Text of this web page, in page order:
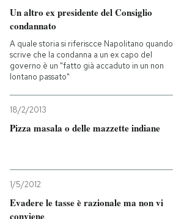
Un altro ex presidente del Consiglio
condannato
A quale storia si riferiscce Napolitano quando
scrive che la condanna a un ex capo del
governo è un "fatto già accaduto in un non
lontano passato"
18/2/2013
Pizza masala o delle mazzette indiane
1/5/2012
Evadere le tasse è razionale ma non vi
conviene